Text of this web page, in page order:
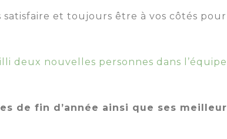
et toujours être à vos côtés
deux nouvelles personnes dans
de fin d’année ainsi que ses